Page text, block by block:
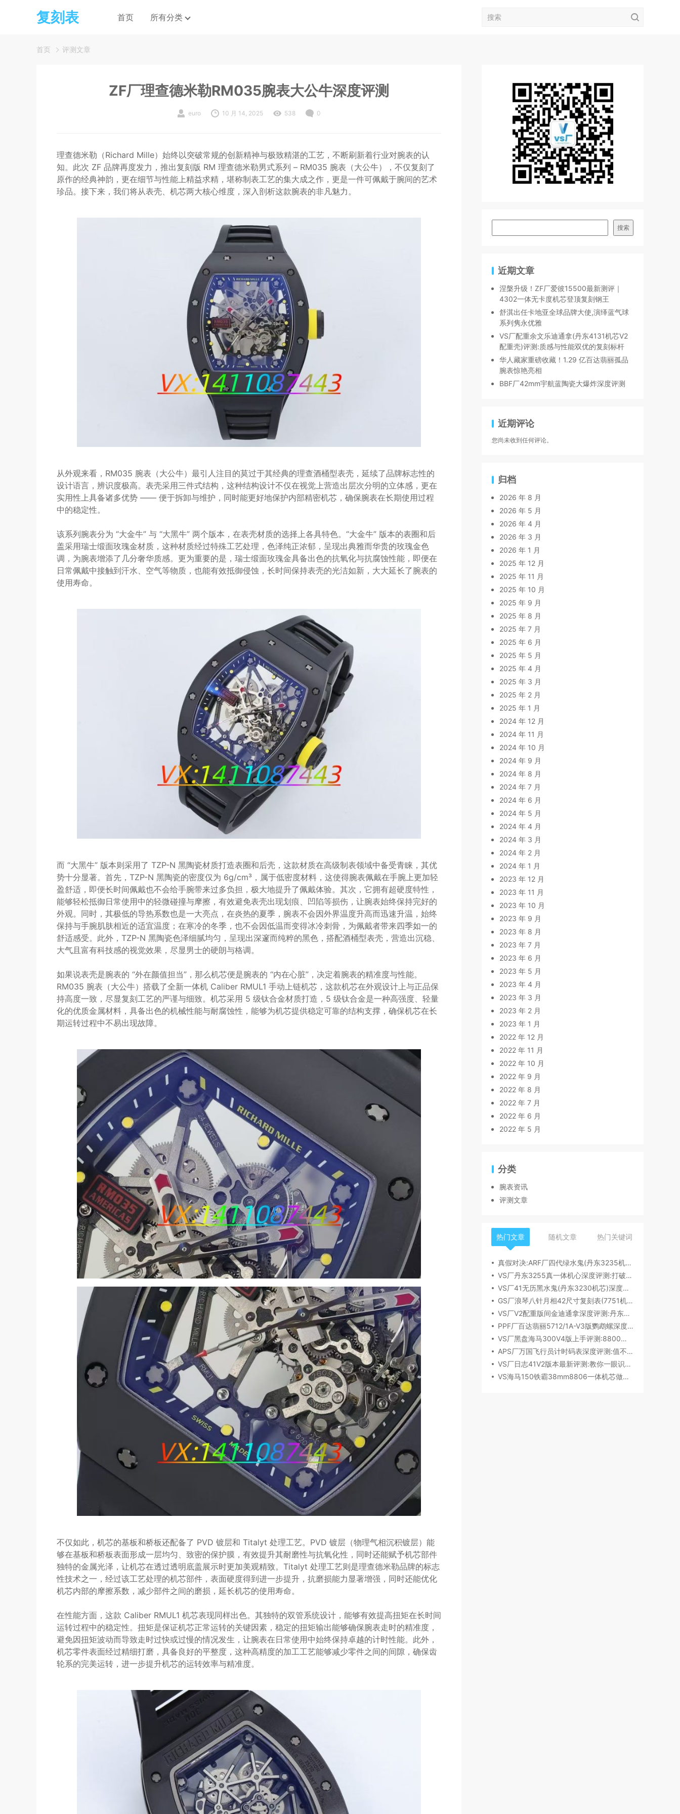
复刻表 首页 所有分类
首页 评测文章
ZF厂理查德米勒RM035腕表大公牛深度评测​
euro 10 月 14, 2025 538 0
理查德米勒（Richard Mille）始终以突破常规的创新精神与极致精湛的工艺，不断刷新着行业对腕表的认
知。此次 ZF 品牌再度发力，推出复刻版 RM 理查德米勒男式系列 – RM035 腕表（大公牛），不仅复刻了
原作的经典神韵，更在细节与性能上精益求精，堪称制表工艺的集大成之作，更是一件可佩戴于腕间的艺术
珍品。接下来，我们将从表壳、机芯两大核心维度，深入剖析这款腕表的非凡魅力。​
从外观来看，RM035 腕表（大公牛）最引人注目的莫过于其经典的理查酒桶型表壳，延续了品牌标志性的
设计语言，辨识度极高。表壳采用三件式结构，这种结构设计不仅在视觉上营造出层次分明的立体感，更在
实用性上具备诸多优势 —— 便于拆卸与维护，同时能更好地保护内部精密机芯，确保腕表在长期使用过程
中的稳定性。​
该系列腕表分为 “大金牛” 与 “大黑牛” 两个版本，在表壳材质的选择上各具特色。“大金牛” 版本的表圈和后
盖采用瑞士缎面玫瑰金材质，这种材质经过特殊工艺处理，色泽纯正浓郁，呈现出典雅而华贵的玫瑰金色
调，为腕表增添了几分奢华质感。更为重要的是，瑞士缎面玫瑰金具备出色的抗氧化与抗腐蚀性能，即便在
日常佩戴中接触到汗水、空气等物质，也能有效抵御侵蚀，长时间保持表壳的光洁如新，大大延长了腕表的
使用寿命。​
而 “大黑牛” 版本则采用了 TZP-N 黑陶瓷材质打造表圈和后壳，这款材质在高级制表领域中备受青睐，其优
势十分显著。首先，TZP-N 黑陶瓷的密度仅为 6g/cm³，属于低密度材料，这使得腕表佩戴在手腕上更加轻
盈舒适，即便长时间佩戴也不会给手腕带来过多负担，极大地提升了佩戴体验。其次，它拥有超硬度特性，
能够轻松抵御日常使用中的轻微碰撞与摩擦，有效避免表壳出现划痕、凹陷等损伤，让腕表始终保持完好的
外观。同时，其极低的导热系数也是一大亮点，在炎热的夏季，腕表不会因外界温度升高而迅速升温，始终
保持与手腕肌肤相近的适宜温度；在寒冷的冬季，也不会因低温而变得冰冷刺骨，为佩戴者带来四季如一的
舒适感受。此外，TZP-N 黑陶瓷色泽细腻均匀，呈现出深邃而纯粹的黑色，搭配酒桶型表壳，营造出沉稳、
大气且富有科技感的视觉效果，尽显男士的硬朗与格调。​
如果说表壳是腕表的 “外在颜值担当”，那么机芯便是腕表的 “内在心脏”，决定着腕表的精准度与性能。
RM035 腕表（大公牛）搭载了全新一体机 Caliber RMUL1 手动上链机芯，这款机芯在外观设计上与正品保
持高度一致，尽显复刻工艺的严谨与细致。机芯采用 5 级钛合金材质打造，5 级钛合金是一种高强度、轻量
化的优质金属材料，具备出色的机械性能与耐腐蚀性，能够为机芯提供稳定可靠的结构支撑，确保机芯在长
期运转过程中不易出现故障。​
不仅如此，机芯的基板和桥板还配备了 PVD 镀层和 Titalyt 处理工艺。PVD 镀层（物理气相沉积镀层）能
够在基板和桥板表面形成一层均匀、致密的保护膜，有效提升其耐磨性与抗氧化性，同时还能赋予机芯部件
独特的金属光泽，让机芯在透过透明底盖展示时更加美观精致。Titalyt 处理工艺则是理查德米勒品牌的标志
性技术之一，经过该工艺处理的机芯部件，表面硬度得到进一步提升，抗磨损能力显著增强，同时还能优化
机芯内部的摩擦系数，减少部件之间的磨损，延长机芯的使用寿命。​
在性能方面，这款 Caliber RMUL1 机芯表现同样出色。其独特的双管系统设计，能够有效提高扭矩在长时间
运转过程中的稳定性。扭矩是保证机芯正常运转的关键因素，稳定的扭矩输出能够确保腕表走时的精准度，
避免因扭矩波动而导致走时过快或过慢的情况发生，让腕表在日常使用中始终保持卓越的计时性能。此外，
机芯零件表面经过精细打磨，具备良好的平整度，这种高精度的加工工艺能够减少零件之间的间隙，确保齿
轮系的完美运转，进一步提升机芯的运转效率与精准度。​
搜索
近期文章
涅槃升级！ZF厂爱彼15500最新测评｜
4302一体无卡度机芯登顶复刻钢王
舒淇出任卡地亚全球品牌大使,演绎蓝气球
系列隽永优雅
VS厂配重余文乐迪通拿(丹东4131机芯V2
配重壳)评测:质感与性能双优的复刻标杆
华人藏家重磅收藏！1.29 亿百达翡丽孤品
腕表惊艳亮相
BBF厂42mm宇航蓝陶瓷大爆炸深度评测
近期评论
您尚未收到任何评论。
归档
2026 年 8 月
2026 年 5 月
2026 年 4 月
2026 年 3 月
2026 年 1 月
2025 年 12 月
2025 年 11 月
2025 年 10 月
2025 年 9 月
2025 年 8 月
2025 年 7 月
2025 年 6 月
2025 年 5 月
2025 年 4 月
2025 年 3 月
2025 年 2 月
2025 年 1 月
2024 年 12 月
2024 年 11 月
2024 年 10 月
2024 年 9 月
2024 年 8 月
2024 年 7 月
2024 年 6 月
2024 年 5 月
2024 年 4 月
2024 年 3 月
2024 年 2 月
2024 年 1 月
2023 年 12 月
2023 年 11 月
2023 年 10 月
2023 年 9 月
2023 年 8 月
2023 年 7 月
2023 年 6 月
2023 年 5 月
2023 年 4 月
2023 年 3 月
2023 年 2 月
2023 年 1 月
2022 年 12 月
2022 年 11 月
2022 年 10 月
2022 年 9 月
2022 年 8 月
2022 年 7 月
2022 年 6 月
2022 年 5 月
分类
腕表资讯
评测文章
热门文章 随机文章 热门关键词
真假对决:ARF厂四代绿水鬼(丹东3235机芯)深度评测
VS厂丹东3255真一体机心深度评测:打破市场乱象,重塑复刻机芯新标杆​
VS厂41无历黑水鬼(丹东3230机芯)深度评测:性能与破绽全解析
GS厂浪琴八针月相42尺寸复刻表(7751机芯)细节全析
VS厂V2配重版间金迪通拿深度评测:丹东4131机芯加持下的165克精密之作​
PPF厂百达翡丽5712/1A-V3版鹦鹉螺深度评测:细节升级直击正品
VS厂黑盘海马300V4版上手评测:8800一体机芯加持,复刻天花板实至名归?
APS厂万国飞行员计时码表深度评测:值不值得入手？
VS厂日志41V2版本最新评测:教你一眼识破假VS
VS海马150铁霸38mm8806一体机芯做工细节深度评测